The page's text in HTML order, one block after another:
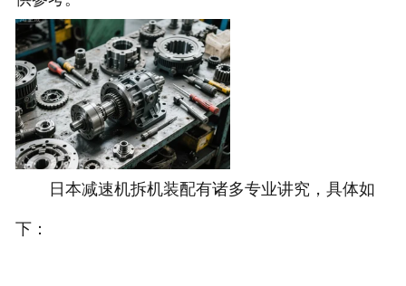
日本减速机拆机装配有诸多专业讲究，具体如
下：